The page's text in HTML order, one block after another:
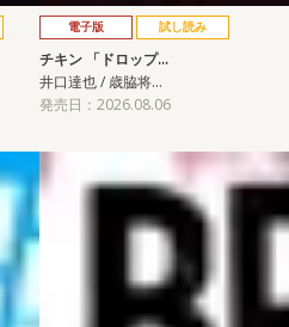
電子版 試し読み
チキン 「ドロップ…
井口達也 / 歳脇将…
発売日：2026.08.06